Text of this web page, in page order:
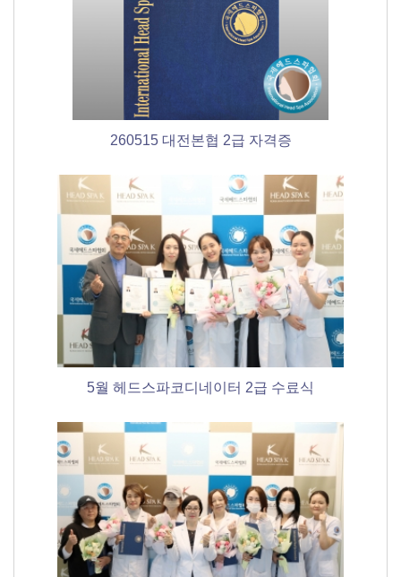
260515 대전본협 2급 자격증
5월 헤드스파코디네이터 2급 수료식